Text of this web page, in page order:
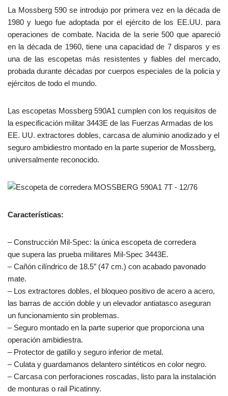
La Mossberg 590 se introdujo por primera vez en la década de
1980 y luego fue adoptada por el ejército de los EE.UU. para
operaciones de combate. Nacida de la serie 500 que apareció
en la década de 1960, tiene una capacidad de 7 disparos y es
una de las escopetas más resistentes y fiables del mercado,
probada durante décadas por cuerpos especiales de la policia y
ejércitos de todo el mundo.
Las escopetas Mossberg 590A1 cumplen con los requisitos de
la especificación militar 3443E de las Fuerzas Armadas de los
EE. UU. extractores dobles, carcasa de aluminio anodizado y el
seguro ambidiestro montado en la parte superior de Mossberg,
universalmente reconocido.
Características:
– Construcción Mil-Spec: la única escopeta de corredera
que supera las prueba militares Mil-Spec 3443E.
– Cañón cilíndrico de 18.5″ (47 cm.) con acabado pavonado
mate.
– Los extractores dobles, el bloqueo positivo de acero a acero,
las barras de acción doble y un elevador antiatasco aseguran
un funcionamiento sin problemas.
– Seguro montado en la parte superior que proporciona una
operación ambidiestra.
– Protector de gatillo y seguro inferior de metal.
– Culata y guardamanos delantero sintéticos en color negro.
– Carcasa con perforaciones roscadas, listo para la instalación
de monturas o rail Picatinny.